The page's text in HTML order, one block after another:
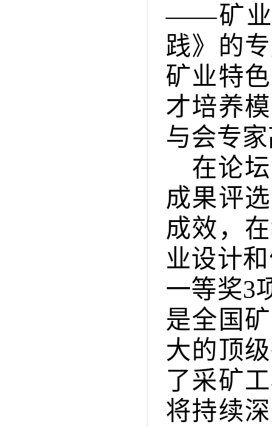
——矿业
践》的
矿业特
才培养
与会专
在论
成果评
成效，
业设计
一等奖3
是全国
大的顶
了采矿
将持续